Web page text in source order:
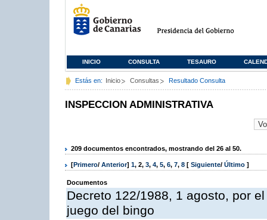
INICIO CONSULTA TESAURO
Estás en: Inicio Consultas Resultado Consulta
INSPECCION ADMINISTRATIVA
209 documentos encontrados, mostrando del 26 al 50.
[Primero/ Anterior] 1, 2, 3, 4, 5, 6, 7, 8 [ Siguiente/ Último ]
Documentos
Decreto 122/1988, 1 agosto, por
juego del bingo